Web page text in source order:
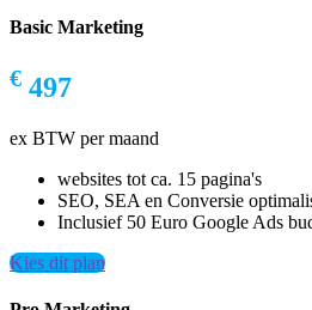
Basic Marketing
€ 497
ex BTW per maand
websites tot ca. 15 pagina's
SEO, SEA en Conversie
Inclusief 50 Euro Google Ads
Kies dit plan